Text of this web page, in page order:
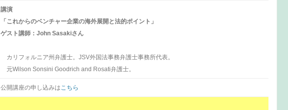
講演
「これからのベンチャー企業の海外展開と法的ポイント」
ゲスト講師：John Sasakiさん
カリフォルニア州弁護士。JSV外国法事務弁護士事務所代表。
元Wilson Sonsini Goodrich and Rosati弁護士。
公開講座の申し込みはこちら